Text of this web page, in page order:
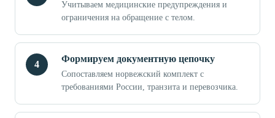
Учитываем медицинские предупреждения и
ограничения на обращение с телом.
Формируем документную цепочку
Сопоставляем норвежский комплект с
требованиями России, транзита и перевозчика.